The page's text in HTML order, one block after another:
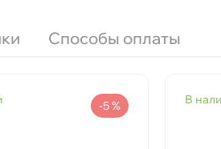
Способы оплаты
-5 %